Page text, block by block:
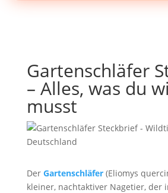
Gartenschläfer
– Alles, was du
musst
Der Gartenschläfer(Eliomys
kleiner, nachtaktiver Nagetier, der